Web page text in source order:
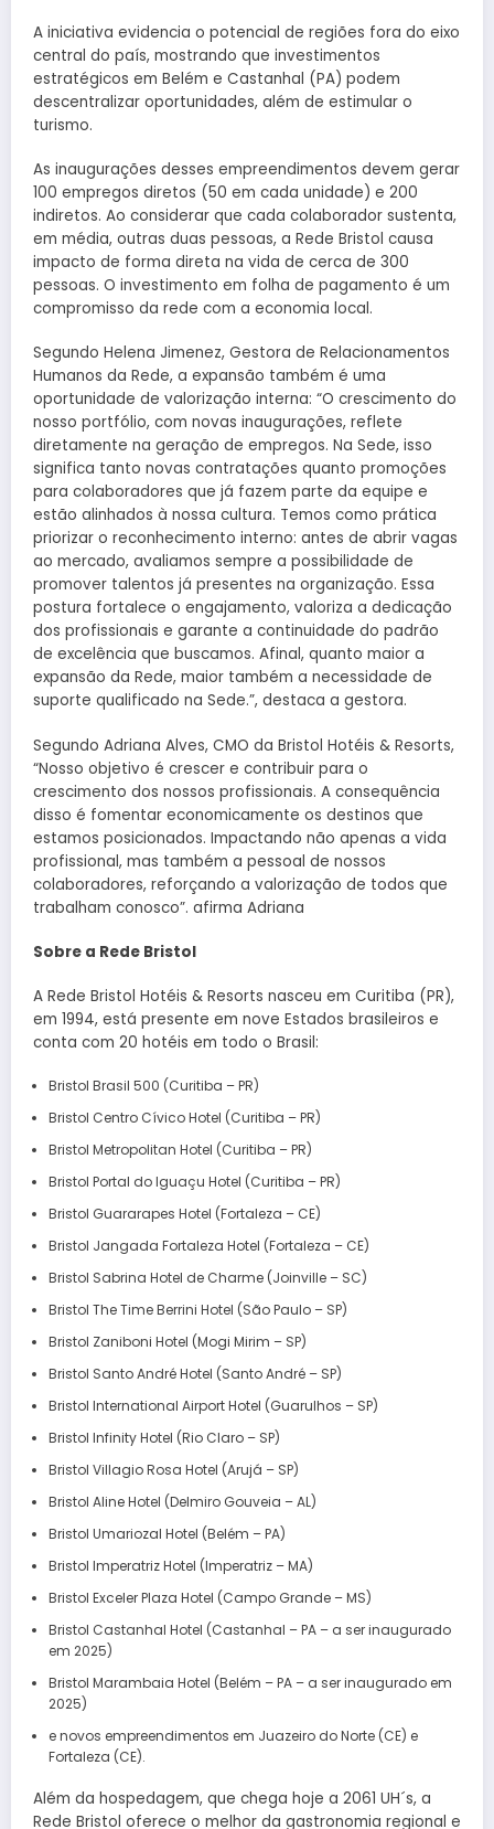
A iniciativa evidencia o potencial de regiões fora do eixo
central do país, mostrando que investimentos
estratégicos em Belém e Castanhal (PA) podem
descentralizar oportunidades, além de estimular o
turismo.
As inaugurações desses empreendimentos devem gerar
100 empregos diretos (50 em cada unidade) e 200
indiretos. Ao considerar que cada colaborador sustenta,
em média, outras duas pessoas, a Rede Bristol causa
impacto de forma direta na vida de cerca de 300
pessoas. O investimento em folha de pagamento é um
compromisso da rede com a economia local.
Segundo Helena Jimenez, Gestora de Relacionamentos
Humanos da Rede, a expansão também é uma
oportunidade de valorização interna: “O crescimento do
nosso portfólio, com novas inaugurações, reflete
diretamente na geração de empregos. Na Sede, isso
significa tanto novas contratações quanto promoções
para colaboradores que já fazem parte da equipe e
estão alinhados à nossa cultura. Temos como prática
priorizar o reconhecimento interno: antes de abrir vagas
ao mercado, avaliamos sempre a possibilidade de
promover talentos já presentes na organização. Essa
postura fortalece o engajamento, valoriza a dedicação
dos profissionais e garante a continuidade do padrão
de excelência que buscamos. Afinal, quanto maior a
expansão da Rede, maior também a necessidade de
suporte qualificado na Sede.”, destaca a gestora.
Segundo Adriana Alves, CMO da Bristol Hotéis & Resorts,
“Nosso objetivo é crescer e contribuir para o
crescimento dos nossos profissionais. A consequência
disso é fomentar economicamente os destinos que
estamos posicionados. Impactando não apenas a vida
profissional, mas também a pessoal de nossos
colaboradores, reforçando a valorização de todos que
trabalham conosco”. afirma Adriana
Sobre a Rede Bristol
A Rede Bristol Hotéis & Resorts nasceu em Curitiba (PR),
em 1994, está presente em nove Estados brasileiros e
conta com 20 hotéis em todo o Brasil:
Bristol Brasil 500 (Curitiba – PR)
Bristol Centro Cívico Hotel (Curitiba – PR)
Bristol Metropolitan Hotel (Curitiba – PR)
Bristol Portal do Iguaçu Hotel (Curitiba – PR)
Bristol Guararapes Hotel (Fortaleza – CE)
Bristol Jangada Fortaleza Hotel (Fortaleza – CE)
Bristol Sabrina Hotel de Charme (Joinville – SC)
Bristol The Time Berrini Hotel (São Paulo – SP)
Bristol Zaniboni Hotel (Mogi Mirim – SP)
Bristol Santo André Hotel (Santo André – SP)
Bristol International Airport Hotel (Guarulhos – SP)
Bristol Infinity Hotel (Rio Claro – SP)
Bristol Villagio Rosa Hotel (Arujá – SP)
Bristol Aline Hotel (Delmiro Gouveia – AL)
Bristol Umariozal Hotel (Belém – PA)
Bristol Imperatriz Hotel (Imperatriz – MA)
Bristol Exceler Plaza Hotel (Campo Grande – MS)
Bristol Castanhal Hotel (Castanhal – PA – a ser inaugurado
em 2025)
Bristol Marambaia Hotel (Belém – PA – a ser inaugurado em
2025)
e novos empreendimentos em Juazeiro do Norte (CE) e
Fortaleza (CE).
Além da hospedagem, que chega hoje a 2061 UH´s, a
Rede Bristol oferece o melhor da gastronomia regional e